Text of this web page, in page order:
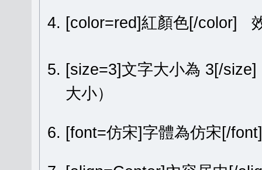
[color=red]紅顏色[/color]
[size=3]文字大小為 3[/
大小）
[font=仿宋]字體為仿宋[/